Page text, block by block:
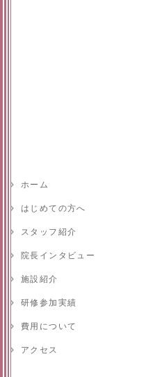
ホーム
はじめての方へ
スタッフ紹介
院長インタビュー
施設紹介
研修参加実績
費用について
アクセス